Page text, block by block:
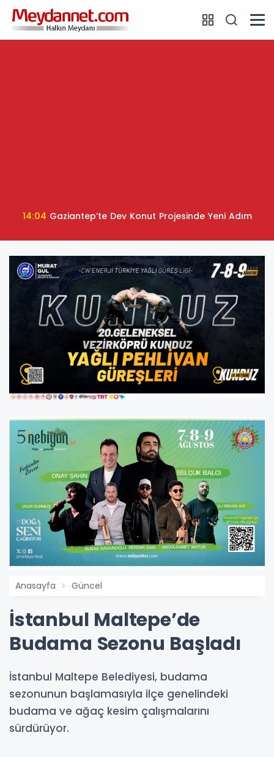
14:04 Gaziantep’te Dev Konut Projesinde Yeni Adım
Anasayfa Güncel
İstanbul Maltepe’de
Budama Sezonu Başladı
İstanbul Maltepe Belediyesi, budama
sezonunun başlamasıyla ilçe genelindeki
budama ve ağaç kesim çalışmalarını
sürdürüyor.